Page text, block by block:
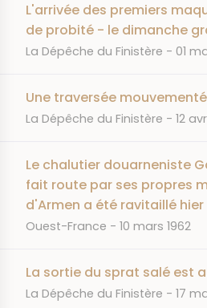
L'arrivée des premiers
de probité - le dimanche
JOURNAL
La Dépêche du Finistère DATE
01
Une traversée
JOURNAL
La Dépêche du Finistère DATE
12
Le chalutier douarneniste
fait route par ses propres
d'Armen a été ravitaillé hier
JOURNAL
Ouest-France DATE
10 mars 1962
La sortie du sprat salé est
JOURNAL
La Dépêche du Finistère DATE
17